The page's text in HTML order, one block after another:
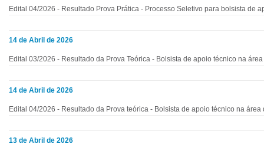
Edital 04/2026 - Resultado Prova Prática - Processo Seletivo para bolsista de
14 de Abril de 2026
Edital 03/2026 - Resultado da Prova Teórica - Bolsista de apoio técnico na
14 de Abril de 2026
Edital 04/2026 - Resultado da Prova teórica - Bolsista de apoio técnico na área
13 de Abril de 2026